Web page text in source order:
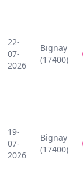
22-
07-
2026
Bignay
(17400)
19-
07-
2026
Bignay
(17400)